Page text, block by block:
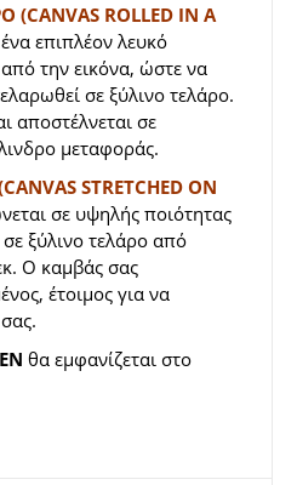
ROLLED IN A
επιπλέον λευκό
την εικόνα, ώστε να
σε ξύλινο τελάρο.
αποστέλνεται σε
μεταφοράς.
STRETCHED ON
σε υψηλής ποιότητας
ξύλινο τελάρο από
Ο καμβάς σας
έτοιμος για να
θα εμφανίζεται στο